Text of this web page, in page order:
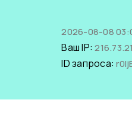
2026-08-08
Ваш IP:
ID запроса: